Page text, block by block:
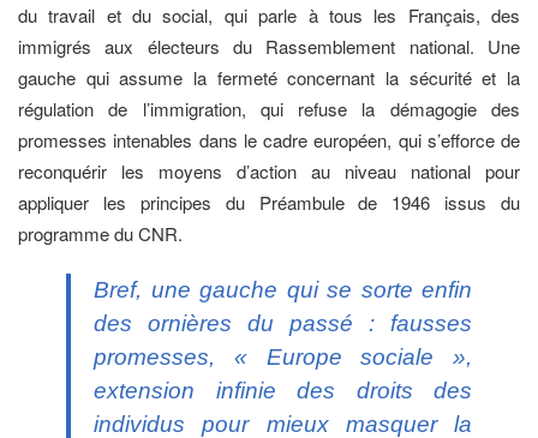
du travail et du social, qui parle à tous les Français, des
immigrés aux électeurs du Rassemblement national. Une
gauche qui assume la fermeté concernant la sécurité et la
régulation de l’immigration, qui refuse la démagogie des
promesses intenables dans le cadre européen, qui s’efforce de
reconquérir les moyens d’action au niveau national pour
appliquer les principes du Préambule de 1946 issus du
programme du CNR.
Bref, une gauche qui se sorte enfin
des ornières du passé : fausses
promesses, « Europe sociale »,
extension infinie des droits des
individus pour mieux masquer la